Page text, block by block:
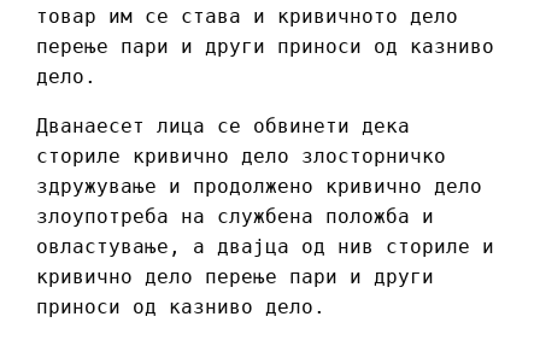
товар им се става и кривичното дело
перење пари и други приноси од казниво
дело.
Дванаесет лица се обвинети дека
сториле кривично дело злосторничко
здружување и продолжено кривично дело
злоупотреба на службена положба и
овластување, а двајца од нив сториле и
кривично дело перење пари и други
приноси од казниво дело.